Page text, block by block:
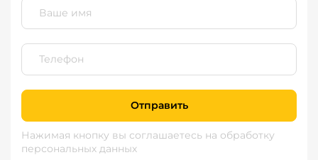
Отправить
Нажимая кнопку вы соглашаетесь на обработку
персональных данных